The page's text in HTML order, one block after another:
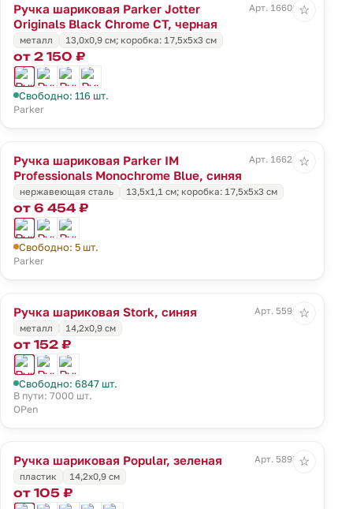
Ручка шариковая Parker Jotter
Originals Black Chrome CT, черная
Арт. 16606.30
металл 13,0х0,9 см; коробка: 17,5х5х3 см
от 2 150 ₽
Свободно: 116 шт.
Parker
☆
Ручка шариковая Parker IM
Professionals Monochrome Blue, синяя
Арт. 16621.40
нержавеющая сталь 13,5х1,1 см; коробка: 17,5х5х3 см
от 6 454 ₽
Свободно: 5 шт.
Parker
☆
Ручка шариковая Stork, синяя
Арт. 5594.40
металл
14,2х0,9 см
от 152 ₽
Свободно: 6847 шт.
В пути: 7000 шт.
OPen
☆
Ручка шариковая Popular, зеленая
Арт. 5895.90
пластик
14,2х0,9 см
от 105 ₽
☆